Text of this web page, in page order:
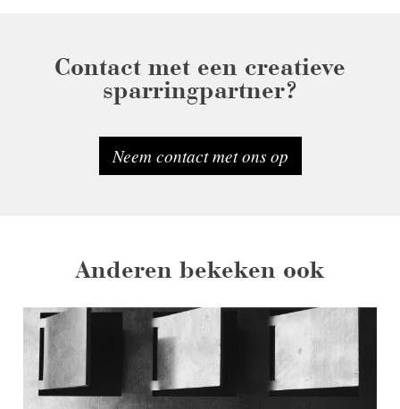
Contact met een creatieve
sparringpartner?
Neem contact met ons op
Anderen bekeken ook